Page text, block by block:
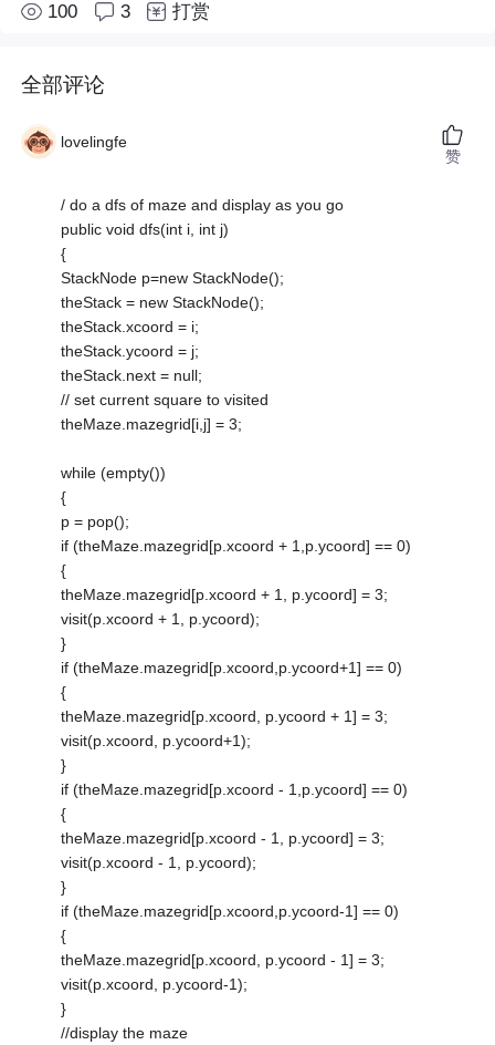
100 3 打赏
全部评论
lovelingfe
/ do a dfs of maze and display as you go
public void dfs(int i, int j)
{
StackNode p=new StackNode();
theStack = new StackNode();
theStack.xcoord = i;
theStack.ycoord = j;
theStack.next = null;
// set current square to visited
theMaze.mazegrid[i,j] = 3;
while (empty())
{
p = pop();
if (theMaze.mazegrid[p.xcoord + 1,p.ycoord] == 0)
{
theMaze.mazegrid[p.xcoord + 1, p.ycoord] = 3;
visit(p.xcoord + 1, p.ycoord);
}
if (theMaze.mazegrid[p.xcoord,p.ycoord+1] == 0)
{
theMaze.mazegrid[p.xcoord, p.ycoord + 1] = 3;
visit(p.xcoord, p.ycoord+1);
}
if (theMaze.mazegrid[p.xcoord - 1,p.ycoord] == 0)
{
theMaze.mazegrid[p.xcoord - 1, p.ycoord] = 3;
visit(p.xcoord - 1, p.ycoord);
}
if (theMaze.mazegrid[p.xcoord,p.ycoord-1] == 0)
{
theMaze.mazegrid[p.xcoord, p.ycoord - 1] = 3;
visit(p.xcoord, p.ycoord-1);
}
//display the maze
赞